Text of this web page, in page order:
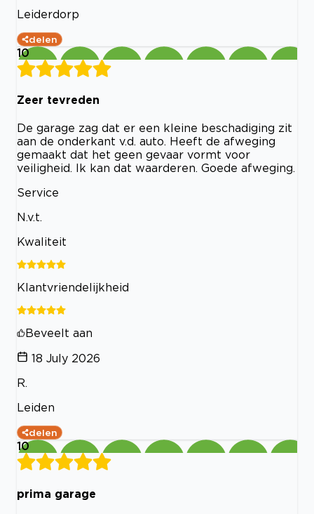
Leiderdorp
delen
10
Zeer tevreden
De garage zag dat er een kleine beschadiging zit
aan de onderkant v.d. auto. Heeft de afweging
gemaakt dat het geen gevaar vormt voor
veiligheid. Ik kan dat waarderen. Goede afweging.
Service
N.v.t.
Kwaliteit
Klantvriendelijkheid
Beveelt aan
18 July 2026
R.
Leiden
delen
10
prima garage